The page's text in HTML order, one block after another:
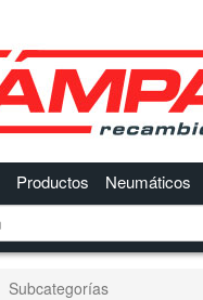
Productos Neumáticos
Subcategorías